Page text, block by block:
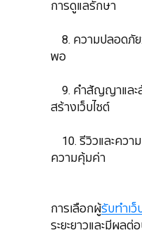
การดูแลรักษา
8. ความปลอดภั
พอ
9. คำสัญญาและสั
สร้างเว็บไซต์
10. รีวิวและควา
ความคุ้มค่า
​​​​​​​การเลือกผู้รับทำเว็
ระยะยาวและมีผล